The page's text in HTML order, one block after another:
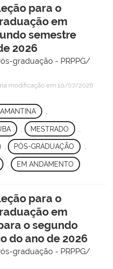
para o
em
semestre
2026
graduação - PRPPG/
modificação em 10/07/2026
MESTRADO
, PÓS-GRADUAÇÃO ,
EM ANDAMENTO
para o
em
o segundo
do ano de 2026
graduação - PRPPG/